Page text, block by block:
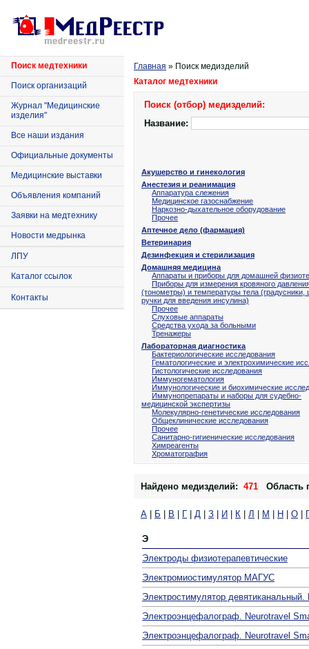
Поиск медтехники
Поиск организаций
Журнал "Медицинские
изделия"
Все наши издания
Официальные документы
Медицинские выставки
Объявления компаний
Заявки на медтехнику
Новости медрынка
ЛПУ
Каталог ссылок
Контакты
Главная » Поиск медизделий
Каталог медтехники
Поиск (отбор) медизделий:
Название:
Акушерство и гинекология
Анестезия и реанимация
Аппаратура слежения
Медицинское газоснабжение
Наркозно-дыхательное оборудование
Прочее
Аптечное дело (фармация)
Ветеринария
Дезинфекция и стерилизация
Домашняя медицина
Аппараты и приборы для домашней
Приборы для измерения кровяного
(тонометры) и температуры тела
ручки для введения инсулина)
Прочее
Слуховые аппараты
Средства ухода за больными
Тренажеры
Лабораторная диагностика
Бактериологические исследования
Гематологические и электрохимические
Гистологические исследования
Иммуногематология
Иммунологические и биохимические
Иммунопрепараты и наборы для судебно-
медицинской экспертизы
Молекулярно-генетические исследования
Общеклинические исследования
Прочее
Санитарно-гигиенические исследования
Химреагенты
Хроматография
Найдено медизделий: 471 Область
А Б В Г Д З И К Л М Н О
Э
Электроды физиотерапевтические
Электромиостимулятор МАГУС
Электростимулятор
Электроэнцефалограф. Neurotravel
Электроэнцефалограф. Neurotravel